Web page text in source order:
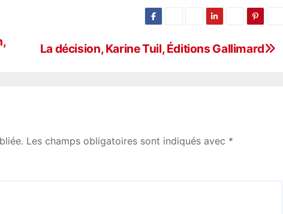
La décision, Karine Tuil, Éditions Gallimard
Les champs obligatoires sont indiqués avec *